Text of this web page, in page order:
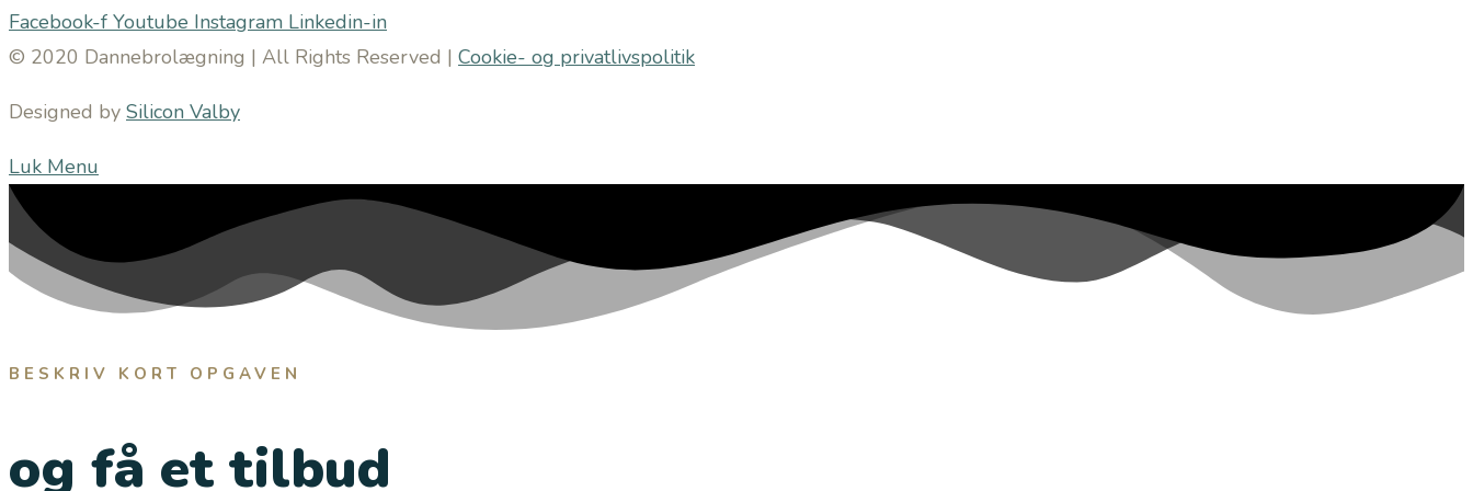
Facebook-f Youtube Instagram Linkedin-in
© 2020 Dannebrolægning | All Rights Reserved | Cookie- og privatlivspolitik
Designed by Silicon Valby
Luk Menu
BESKRIV KORT OPGAVEN
og få et tilbud